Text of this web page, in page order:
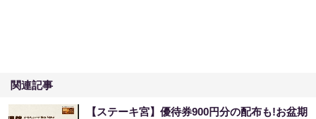
関連記事
【ステーキ宮】優待券900円分の配布も!お盆期